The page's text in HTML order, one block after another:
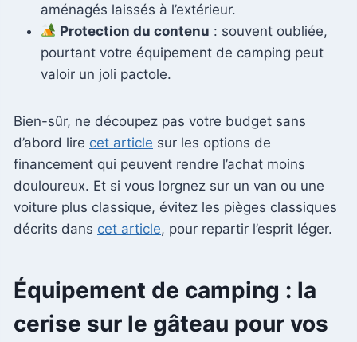
aménagés laissés à l’extérieur.
Protection du contenu : souvent oubliée,
pourtant votre équipement de camping peut
valoir un joli pactole.
Bien-sûr, ne découpez pas votre budget sans
d’abord lire cet article sur les options de
financement qui peuvent rendre l’achat moins
douloureux. Et si vous lorgnez sur un van ou une
voiture plus classique, évitez les pièges classiques
décrits dans cet article, pour repartir l’esprit léger.
Équipement de camping : la
cerise sur le gâteau pour vos